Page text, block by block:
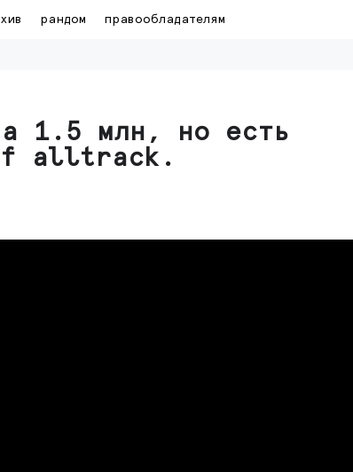
рандом правообладателям
1.5 млн, но есть
alltrack.